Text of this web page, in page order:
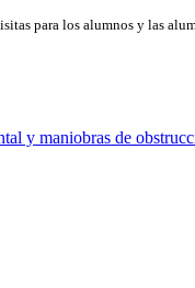
para los alumnos y las
y maniobras de